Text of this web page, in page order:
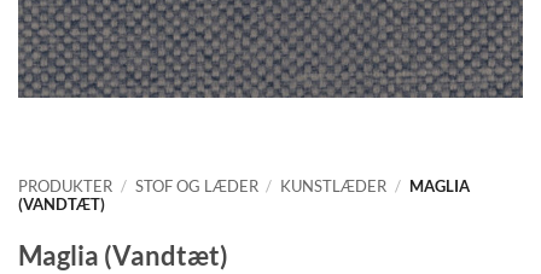
PRODUKTER / STOF OG LÆDER / KUNSTLÆDER / MAGLIA
(VANDTÆT)
Maglia (Vandtæt)